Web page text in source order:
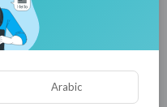
и
с
глазами и у
глаза. После
Arabic